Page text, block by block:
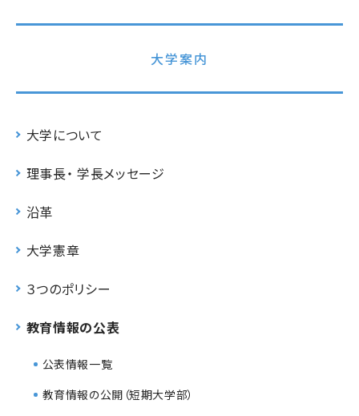
大学案内
大学について
理事長・ 学長メッセージ
沿革
大学憲章
３つのポリシー
教育情報の公表
公表情報一覧
教育情報の公開（短期大学部）